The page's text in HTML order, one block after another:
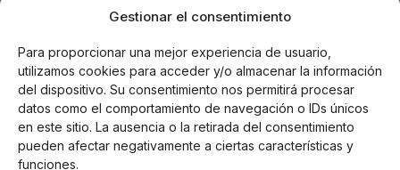
Gestionar el consentimiento
Para proporcionar una mejor experiencia de usuario,
utilizamos cookies para acceder y/o almacenar la información
del dispositivo. Su consentimiento nos permitirá procesar
datos como el comportamiento de navegación o IDs únicos
en este sitio. La ausencia o la retirada del consentimiento
pueden afectar negativamente a ciertas características y
funciones.
exsecretaria de Estado de Migraciones, Jana Halloul,
valiente y muy progresista", asegurando que el
procedimiento se está realizando "con todas las
condiciones y de manera garantista".